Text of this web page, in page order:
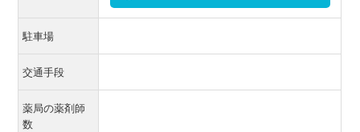
駐車場
交通手段
薬局の薬剤師
数